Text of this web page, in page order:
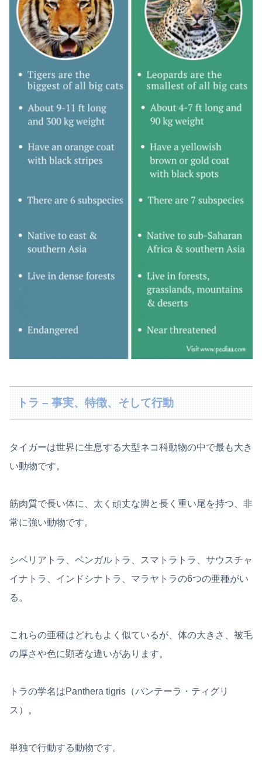
トラ – 事実、特徴、そして行動
タイガーは世界に生息する大型ネコ科動物の中で最も大き
い動物です。
筋肉質で長い体に、太く頑丈な脚と長く重い尾を持つ、非
常に強い動物です。
シベリアトラ、ベンガルトラ、スマトラトラ、サウスチャ
イナトラ、インドシナトラ、マラヤトラの6つの亜種がい
る。
これらの亜種はどれもよく似ているが、体の大きさ、被毛
の厚さや色に顕著な違いがあります。
トラの学名はPanthera tigris（パンテーラ・ティグリ
ス）。
単独で行動する動物です。